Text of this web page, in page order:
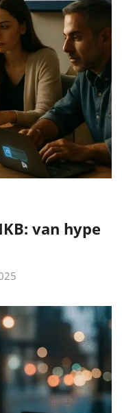
van hype